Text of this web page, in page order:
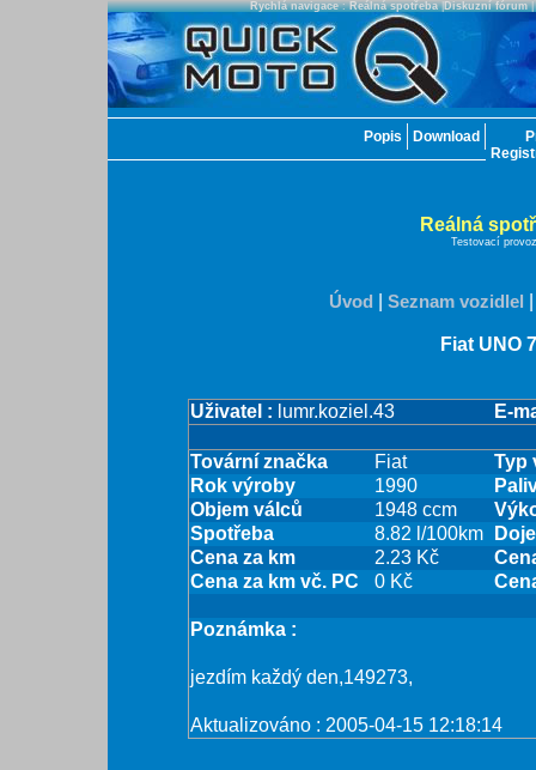
Popis Download
Rychlá navigace:Reálná spotřeba|Diskuzní fórum|
Reálná
Testovací provoz
Úvod Seznam vozidlel
Fiat UNO
Uživatel : lumr.koziel.43 E-
Tovární značka Fiat
Typ
Rok výroby
1990
Objem válců
1948 ccm
Spotřeba
8.82 l/100km
Cena za km
2.23 Kč
Cena za km vč. PC
0 Kč
Poznámka :
jezdím každý den,149273,
Aktualizováno : 2005-04-15 12:18:14